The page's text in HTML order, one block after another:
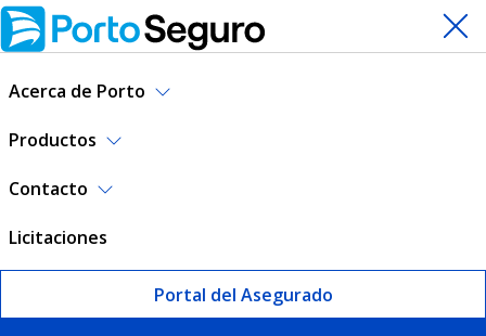
Acerca de Porto
Productos
Contacto
Licitaciones
Portal del Asegurado